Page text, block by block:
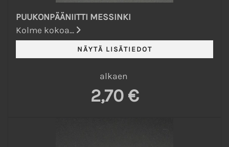
PUUKONPÄÄNIITTI MESSINKI
Kolme kokoa...
alkaen
2,70 €